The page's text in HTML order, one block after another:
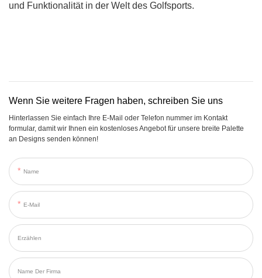
und Funktionalität in der Welt des Golfsports.
Wenn Sie weitere Fragen haben, schreiben Sie uns
Hinterlassen Sie einfach Ihre E-Mail oder Telefon nummer im Kontakt
formular, damit wir Ihnen ein kostenloses Angebot für unsere breite Palette
an Designs senden können!
Name
E-Mail
Erzählen
Name Der Firma